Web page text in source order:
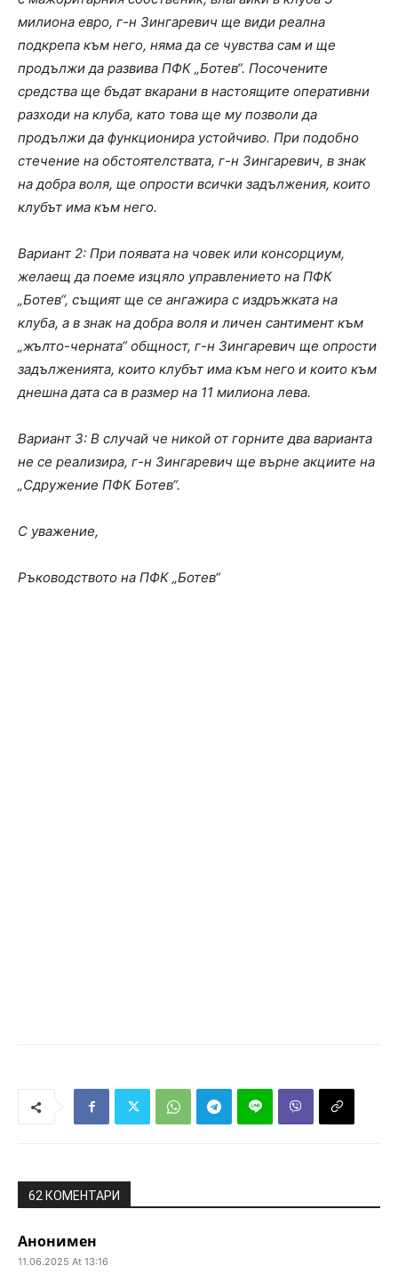
милиона евро, г-н Зингаревич ще види реална
подкрепа към него, няма да се чувства сам и ще
продължи да развива ПФК „Ботев“. Посочените
средства ще бъдат вкарани в настоящите оперативни
разходи на клуба, като това ще му позволи да
продължи да функционира устойчиво. При подобно
стечение на обстоятелствата, г-н Зингаревич, в знак
на добра воля, ще опрости всички задължения, които
клубът има към него.
Вариант 2: При появата на човек или консорциум,
желаещ да поеме изцяло управлението на ПФК
„Ботев“, същият ще се ангажира с издръжката на
клуба, а в знак на добра воля и личен сантимент към
„жълто-черната“ общност, г-н Зингаревич ще опрости
задълженията, които клубът има към него и които към
днешна дата са в размер на 11 милиона лева.
Вариант 3: В случай че никой от горните два варианта
не се реализира, г-н Зингаревич ще върне акциите на
„Сдружение ПФК Ботев“.
С уважение,
Ръководството на ПФК „Ботев“
62 КОМЕНТАРИ
Анонимен
11.06.2025 At 13:16